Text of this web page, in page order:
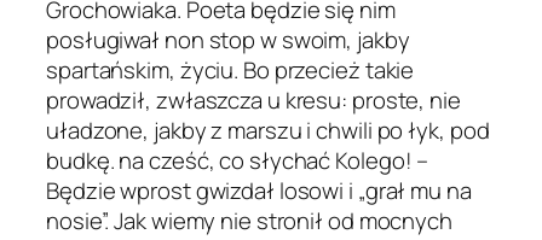
Grochowiaka. Poeta będzie się nim
posługiwał non stop w swoim, jakby
spartańskim, życiu. Bo przecież takie
prowadził, zwłaszcza u kresu: proste, nie
uładzone, jakby z marszu i chwili po łyk, pod
budkę. na cześć, co słychać Kolego! –
Będzie wprost gwizdał losowi i „grał mu na
nosie”. Jak wiemy nie stronił od mocnych